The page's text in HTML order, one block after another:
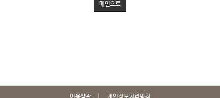
메인으로
이용약관 개인정보처리방침